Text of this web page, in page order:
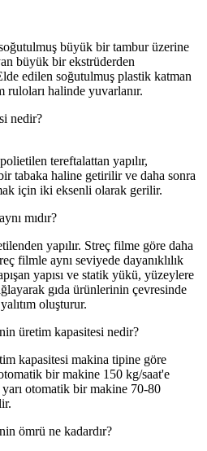
büyük bir tambur üzerine
büyük bir ekstrüderden
edilen soğutulmuş plastik katman
ruloları halinde yuvarlanır.
nedir?
tereftalattan yapılır,
tabaka haline getirilir ve daha sonra
için iki eksenli olarak gerilir.
mıdır?
yapılır. Streç filme göre daha
filmle aynı seviyede dayanıklılık
yapısı ve statik yükü, yüzeylere
gıda ürünlerinin çevresinde
oluşturur.
üretim kapasitesi nedir?
kapasitesi makina tipine göre
bir makine 150 kg/saat'e
otomatik bir makine 70-80
ömrü ne kadardır?